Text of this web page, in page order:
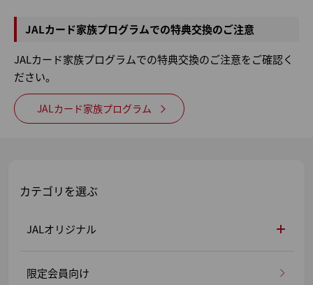
JALカード家族プログラムでの特典交換のご注意
JALカード家族プログラムでの特典交換のご注意をご確認く
ださい。
JALカード家族プログラム
カテゴリを選ぶ
JALオリジナル
限定会員向け